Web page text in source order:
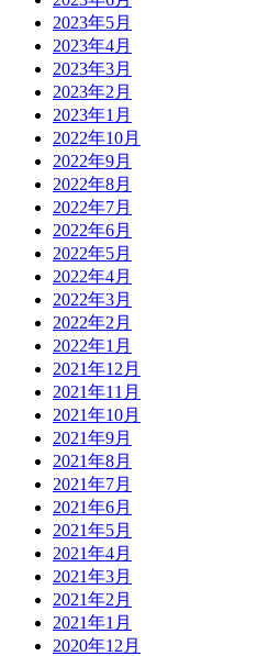
2023年5月
2023年4月
2023年3月
2023年2月
2023年1月
2022年10月
2022年9月
2022年8月
2022年7月
2022年6月
2022年5月
2022年4月
2022年3月
2022年2月
2022年1月
2021年12月
2021年11月
2021年10月
2021年9月
2021年8月
2021年7月
2021年6月
2021年5月
2021年4月
2021年3月
2021年2月
2021年1月
2020年12月